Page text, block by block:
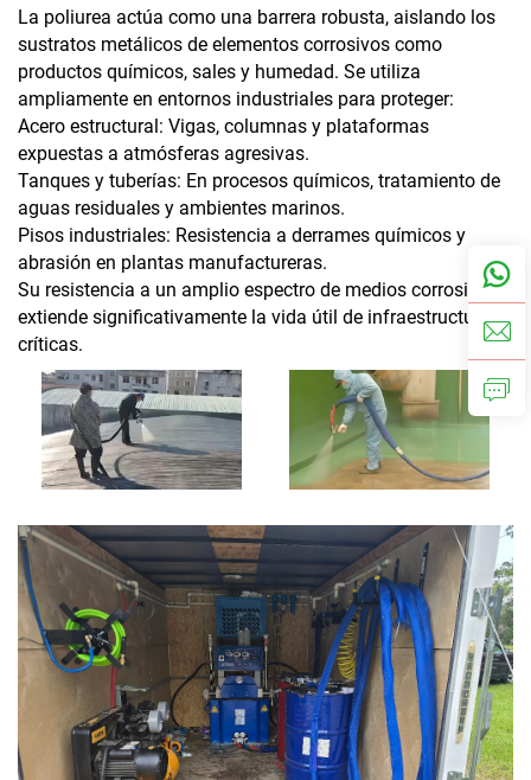
La poliurea actúa como una barrera robusta, aislando los
sustratos metálicos de elementos corrosivos como
productos químicos, sales y humedad. Se utiliza
ampliamente en entornos industriales para proteger:
Acero estructural: Vigas, columnas y plataformas
expuestas a atmósferas agresivas.
Tanques y tuberías: En procesos químicos, tratamiento de
aguas residuales y ambientes marinos.
Pisos industriales: Resistencia a derrames químicos y
abrasión en plantas manufactureras.
Su resistencia a un amplio espectro de medios corrosivos
extiende significativamente la vida útil de infraestructuras
críticas.